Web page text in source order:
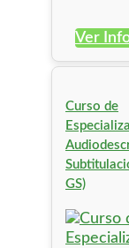
Ver
Curso de
GS)